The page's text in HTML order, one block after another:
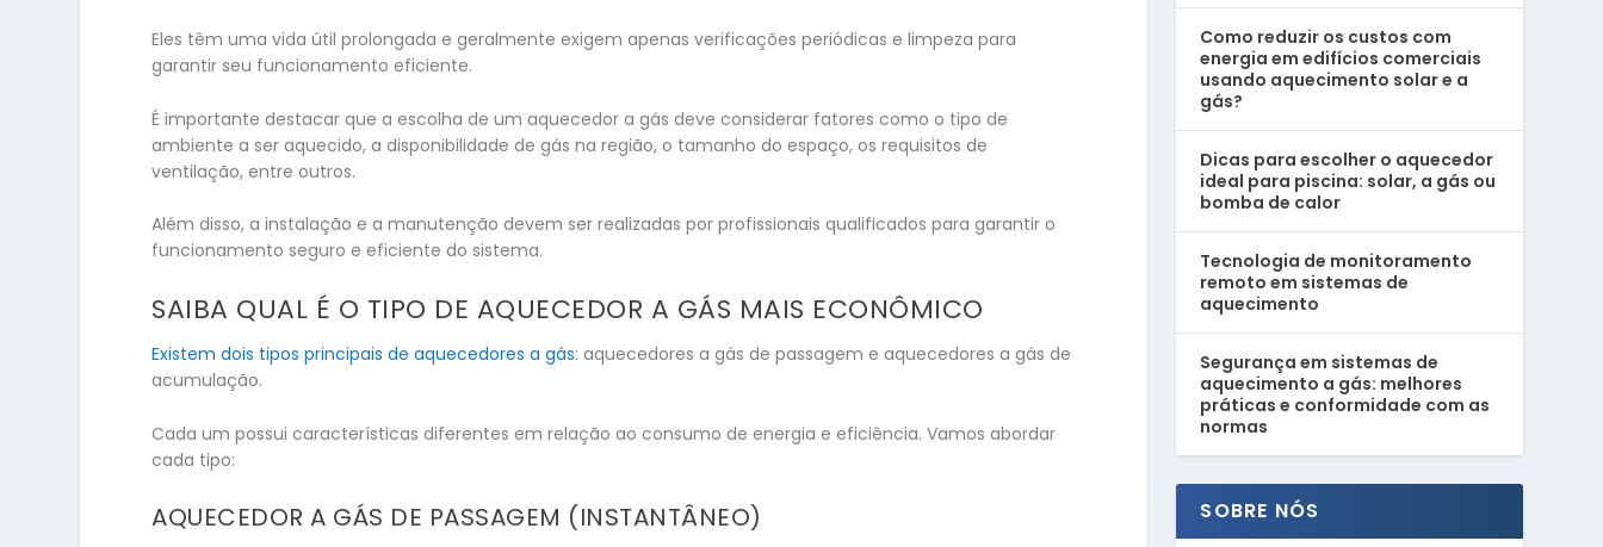
Eles têm uma vida útil prolongada e geralmente exigem apenas verificações periódicas e limpeza para
garantir seu funcionamento eficiente.
É importante destacar que a escolha de um aquecedor a gás deve considerar fatores como o tipo de
ambiente a ser aquecido, a disponibilidade de gás na região, o tamanho do espaço, os requisitos de
ventilação, entre outros.
Além disso, a instalação e a manutenção devem ser realizadas por profissionais qualificados para garantir o
funcionamento seguro e eficiente do sistema.
SAIBA QUAL É O TIPO DE AQUECEDOR A GÁS MAIS ECONÔMICO
Existem dois tipos principais de aquecedores a gás: aquecedores a gás de passagem e aquecedores a gás de
acumulação.
Cada um possui características diferentes em relação ao consumo de energia e eficiência. Vamos abordar
cada tipo:
AQUECEDOR A GÁS DE PASSAGEM (INSTANTÂNEO)
Como reduzir os custos com
energia em edifícios comerciais
usando aquecimento solar e a
gás?
Dicas para escolher o aquecedor
ideal para piscina: solar, a gás ou
bomba de calor
Tecnologia de monitoramento
remoto em sistemas de
aquecimento
Segurança em sistemas de
aquecimento a gás: melhores
práticas e conformidade com as
normas
SOBRE NÓS